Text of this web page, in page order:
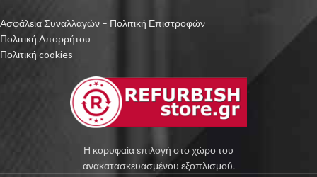
Ασφάλεια Συναλλαγών – Πολιτική Επιστροφών
Πολιτική Απορρήτου
Πολιτική cookies
Η κορυφαία επιλογή στο χώρο του
ανακατασκευασμένου εξοπλισμού.